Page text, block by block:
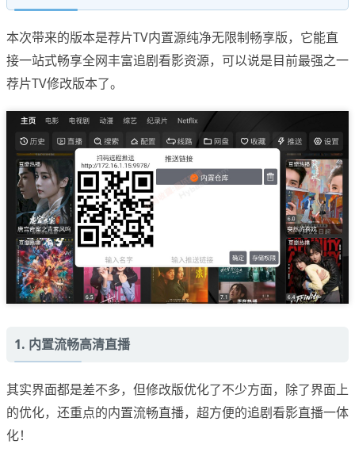
本次带来的版本是荐片TV内置源纯净无限制畅享版，它能直
接一站式畅享全网丰富追剧看影资源，可以说是目前最强之一
荐片TV修改版本了。
1. 内置流畅高清直播
其实界面都是差不多，但修改版优化了不少方面，除了界面上
的优化，还重点的内置流畅直播，超方便的追剧看影直播一体
化！